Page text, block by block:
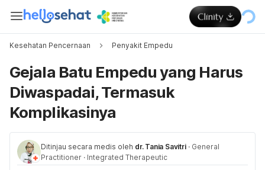
Kesehatan Pencernaan Penyakit Empedu
Gejala Batu Empedu yang Harus
Diwaspadai, Termasuk
Komplikasinya
Ditinjau secara medis oleh dr. Tania Savitri · General
Practitioner · Integrated Therapeutic